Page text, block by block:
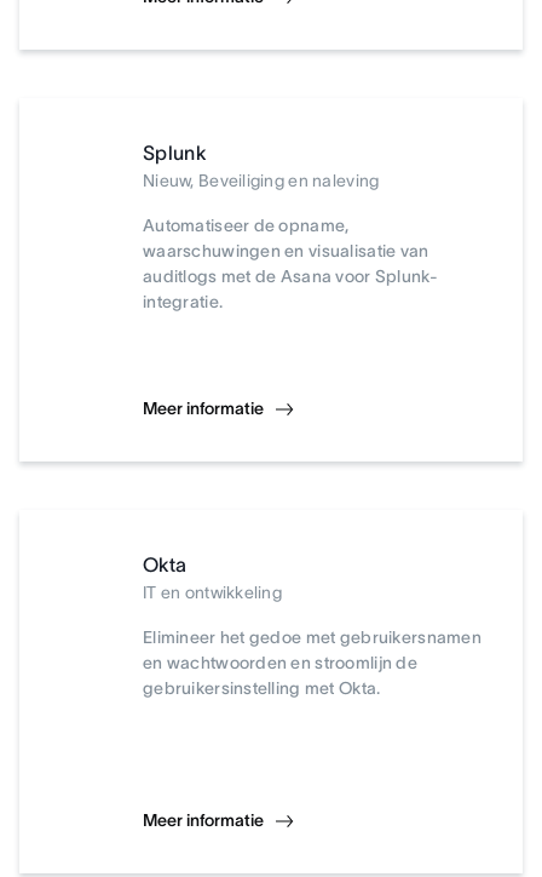
Splunk
Nieuw, Beveiliging en naleving
Automatiseer de opname,
waarschuwingen en visualisatie van
auditlogs met de Asana voor Splunk-
integratie.
Meer informatie
Okta
IT en ontwikkeling
Elimineer het gedoe met gebruikersnamen
en wachtwoorden en stroomlijn de
gebruikersinstelling met Okta.
Meer informatie